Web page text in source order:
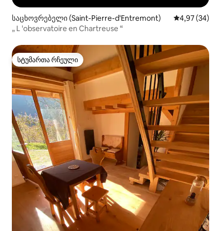
საცხოვრებელი (Saint-Pierre-d'Entremont) საშუალო
4,97 (34)
„ L 'observatoire en Chartreuse “
სტუმართა რჩეული
სტუმართა რჩეული